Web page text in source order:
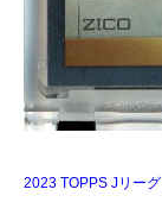
2023 TOPPS Jリー